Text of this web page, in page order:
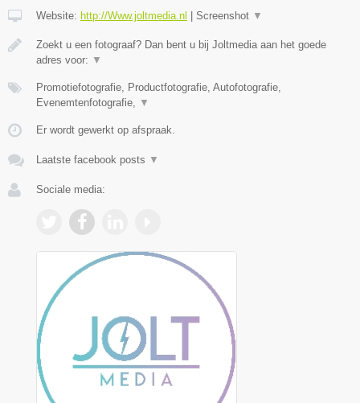
Website: http://Www.joltmedia.nl | Screenshot ▼
Zoekt u een fotograaf? Dan bent u bij Joltmedia aan het goede
adres voor: ▼
Promotiefotografie, Productfotografie, Autofotografie,
Evenemtenfotografie,
▼
Er wordt gewerkt op afspraak.
Laatste facebook posts ▼
Sociale media: